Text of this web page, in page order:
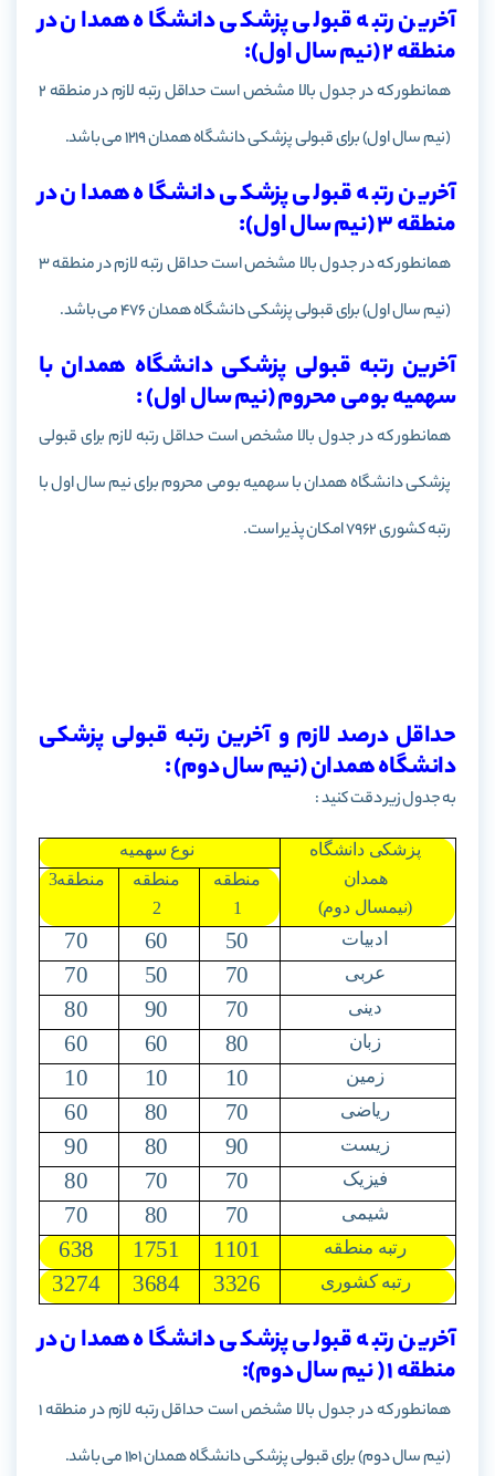
آخرین رتبه قبولی پزشکی دانشگاه همدان در
منطقه 2 (نیم سال اول):
همانطور که در جدول بالا مشخص است حداقل رتبه لازم در منطقه 2
(نیم سال اول)برای قبولی پزشکی دانشگاههمدان
آخرین رتبه قبولی پزشکی دانشگاه همدان در
منطقه 3 (نیم سال اول):
همانطور که در جدول بالا مشخص است حداقل رتبه لازم در منطقه 3
(نیم سال اول)برای قبولی پزشکی دانشگاههمدان
آخرین رتبه قبولی پزشکی دانشگاه همدان با
سهمیه بومی محروم (نیم سال اول) :
همانطور که در جدول بالا مشخص است حداقل رتبه لازم برای قبولی
پزشکی دانشگاههمدانبا سهمیه بومی محروم برای نیم سال اول با
رتبه کشوری 7962 امکان پذیر است.
حداقل درصد لازم و آخرین رتبه قبولی پزشکی
دانشگاه همدان (نیم سال دوم) :
به جدول زیر دقت کنید :
پزشکی دانشگاه
همدان
(نیمسال دوم)
نوع سهمیه
منطقه
1
منطقه
2
منطقه3
ادبیات 50
60
70
عربی 70
50
70
دینی 70
90
80
زبان 80
60
60
زمین 10
10
10
ریاضی 70
80
60
زیست 90
80
90
فیزیک 70
70
80
شیمی 70
80
70
رتبه منطقه 1101
1751
638
رتبه کشوری 3326
3684
3274
آخرین رتبه قبولی پزشکی دانشگاه همدان در
منطقه 1 ( نیم سال دوم):
همانطور که در جدول بالا مشخص است حداقل رتبه لازم در منطقه 1
(نیم سال دوم) برای قبولی پزشکی دانشگاه همدان 1101 می باشد.